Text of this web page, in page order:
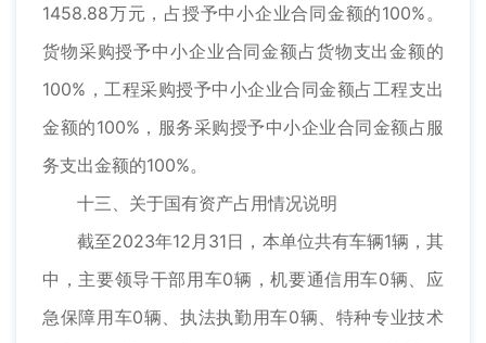
1458.88万元，占授予中小企业合同金额的100%。
货物采购授予中小企业合同金额占货物支出金额的
100%，工程采购授予中小企业合同金额占工程支出
金额的100%，服务采购授予中小企业合同金额占服
务支出金额的100%。
十三、关于国有资产占用情况说明
截至2023年12月31日，本单位共有车辆1辆，其
中，主要领导干部用车0辆，机要通信用车0辆、应
急保障用车0辆、执法执勤用车0辆、特种专业技术